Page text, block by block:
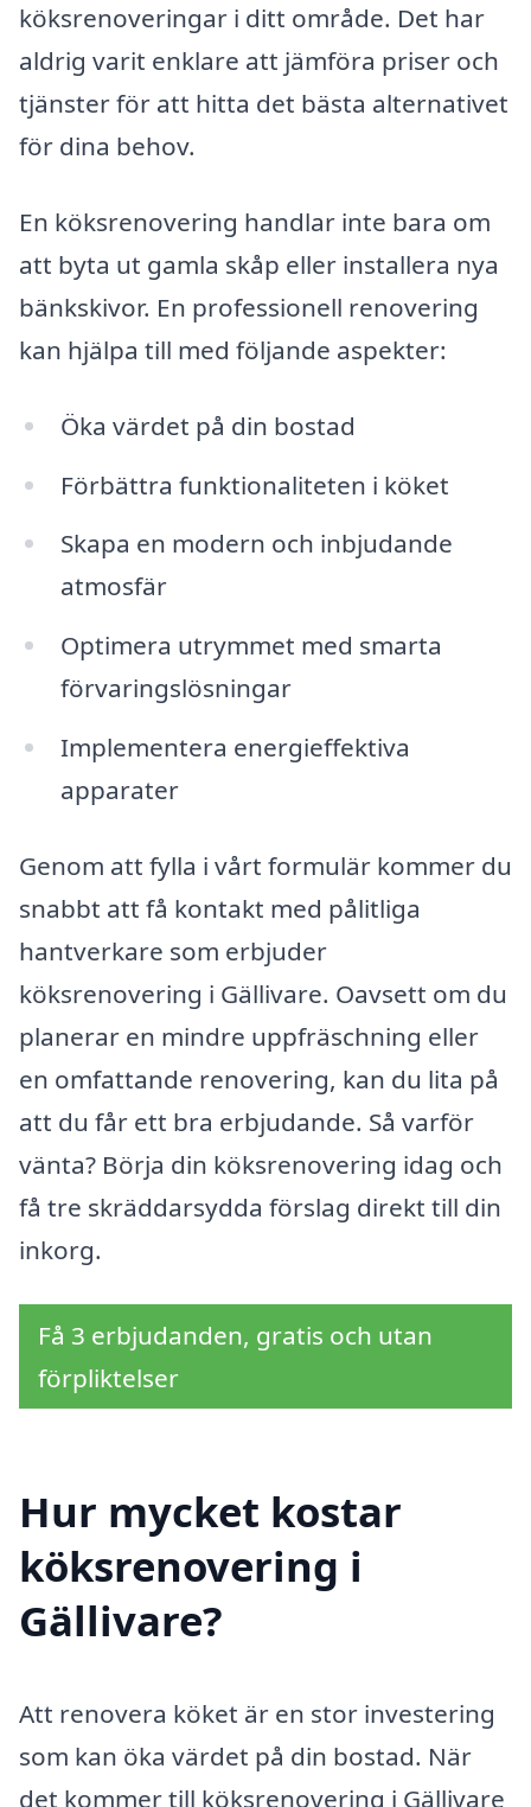
köksrenoveringar i ditt område. Det har
aldrig varit enklare att jämföra priser och
tjänster för att hitta det bästa alternativet
för dina behov.
En köksrenovering handlar inte bara om
att byta ut gamla skåp eller installera nya
bänkskivor. En professionell renovering
kan hjälpa till med följande aspekter:
Öka värdet på din bostad
Förbättra funktionaliteten i köket
Skapa en modern och inbjudande
atmosfär
Optimera utrymmet med smarta
förvaringslösningar
Implementera energieffektiva
apparater
Genom att fylla i vårt formulär kommer du
snabbt att få kontakt med pålitliga
hantverkare som erbjuder
köksrenovering i Gällivare. Oavsett om du
planerar en mindre uppfräschning eller
en omfattande renovering, kan du lita på
att du får ett bra erbjudande. Så varför
vänta? Börja din köksrenovering idag och
få tre skräddarsydda förslag direkt till din
inkorg.
Få 3 erbjudanden, gratis och utan
förpliktelser
Hur mycket kostar
köksrenovering i
Gällivare?
Att renovera köket är en stor investering
som kan öka värdet på din bostad. När
det kommer till köksrenovering i Gällivare